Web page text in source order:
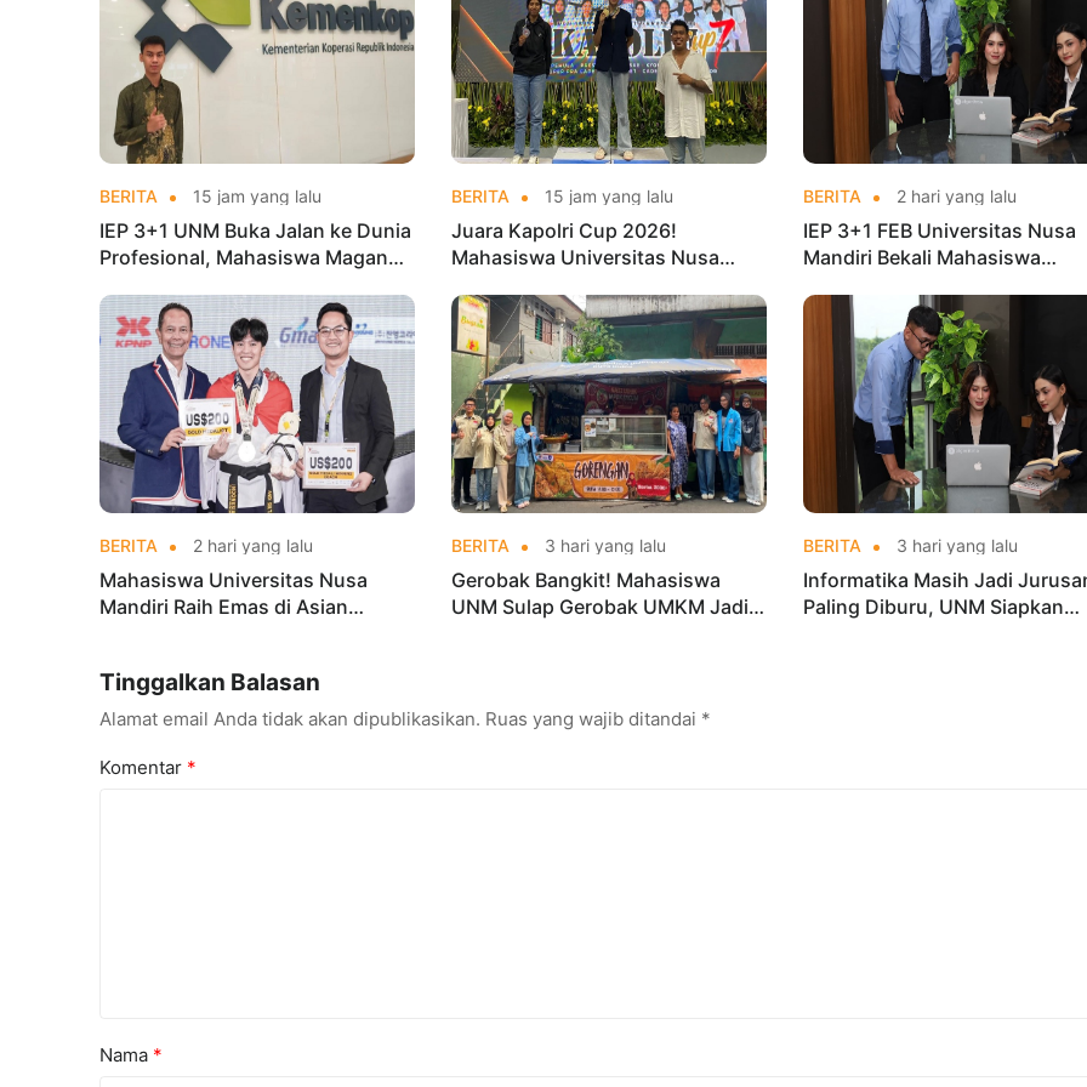
BERITA 15 jam yang lalu
IEP 3+1 UNM Buka Jalan ke Dunia
Profesional, Mahasiswa Magang
BERITA 15 jam yang lalu
Juara Kapolri Cup 2026!
Mahasiswa Universitas Nusa
di Kejurnas Taekwondo
BERITA 2 hari yang lalu
IEP 3+1 FEB Universitas Nusa
Mandiri Bekali Mahasiswa
BERITA 2 hari yang lalu
Mahasiswa Universitas Nusa
Mandiri Raih Emas di Asian
BERITA 3 hari yang lalu
Gerobak Bangkit! Mahasiswa
UNM Sulap Gerobak UMKM Jadi
BERITA 3 hari yang lalu
Informatika Masih Jadi
Paling Diburu, UNM Siapkan
Tinggalkan Balasan
Alamat email Anda tidak akan dipublikasikan. Ruas yang wajib ditandai *
Komentar *
Nama *